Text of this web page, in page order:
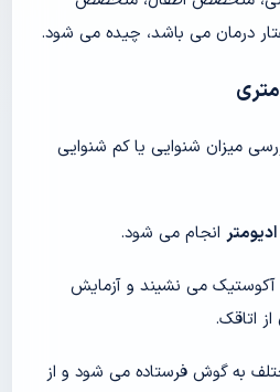
درمان می باشد، چیده می شود.
میزان شنوایی یا کم شنوایی
ادیومتر انجام می شود.
آکوستیک می نشیند و آزمایش
اتاقک.
به گوش فرستاده می شود و از